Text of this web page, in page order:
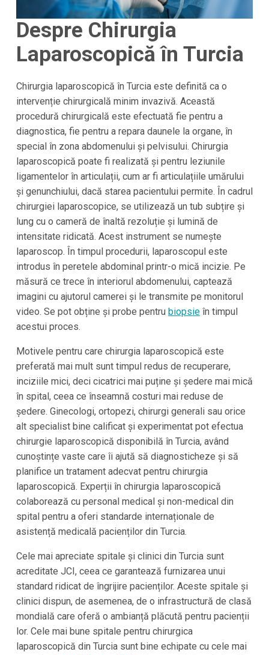
Despre Chirurgia
Laparoscopică în Turcia
Chirurgia laparoscopică în Turcia este definită ca o
intervenție chirurgicală minim invazivă. Această
procedură chirurgicală este efectuată fie pentru a
diagnostica, fie pentru a repara daunele la organe, în
special în zona abdomenului și pelvisului. Chirurgia
laparoscopică poate fi realizată și pentru leziunile
ligamentelor în articulații, cum ar fi articulațiile umărului
și genunchiului, dacă starea pacientului permite. În cadrul
chirurgiei laparoscopice, se utilizează un tub subțire și
lung cu o cameră de înaltă rezoluție și lumină de
intensitate ridicată. Acest instrument se numește
laparoscop. În timpul procedurii, laparoscopul este
introdus în peretele abdominal printr-o mică incizie. Pe
măsură ce trece în interiorul abdomenului, captează
imagini cu ajutorul camerei și le transmite pe monitorul
video. Se pot obține și probe pentru biopsieîn timpul
acestui proces.
Motivele pentru care chirurgia laparoscopică este
preferată mai mult sunt timpul redus de recuperare,
inciziile mici, deci cicatrici mai puține și ședere mai mică
în spital, ceea ce înseamnă costuri mai reduse de
ședere. Ginecologi, ortopezi, chirurgi generali sau orice
alt specialist bine calificat și experimentat pot efectua
chirurgie laparoscopică disponibilă în Turcia, având
cunoștințe vaste care îi ajută să diagnosticheze și să
planifice un tratament adecvat pentru chirurgia
laparoscopică. Experții în chirurgia laparoscopică
colaborează cu personal medical și non-medical din
spital pentru a oferi standarde internaționale de
asistență medicală pacienților din Turcia.
Cele mai apreciate spitale și clinici din Turcia sunt
acreditate JCI, ceea ce garantează furnizarea unui
standard ridicat de îngrijire pacienților. Aceste spitale și
clinici dispun, de asemenea, de o infrastructură de clasă
mondială care oferă o ambianță plăcută pentru pacienții
lor. Cele mai bune spitale pentru chirurgica
laparoscopică din Turcia sunt bine echipate cu cele mai